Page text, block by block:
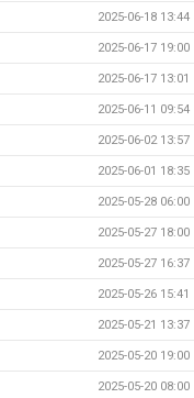
2025-06-18 13:44
2025-06-17 19:00
2025-06-17 13:01
2025-06-11 09:54
2025-06-02 13:57
2025-06-01 18:35
2025-05-28 06:00
2025-05-27 18:00
2025-05-27 16:37
2025-05-26 15:41
2025-05-21 13:37
2025-05-20 19:00
2025-05-20 08:00